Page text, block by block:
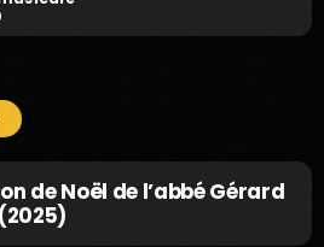
de Noël de l’abbé Gérard